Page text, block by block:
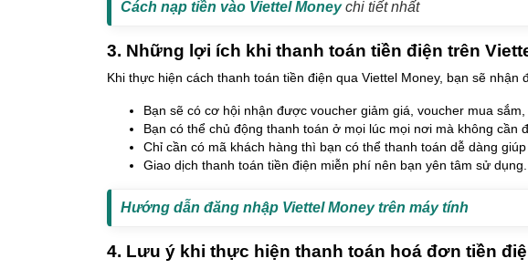
Cách nạp tiền vào Viettel Moneychi tiết nhất
3. Những lợi ích khi thanh toán tiền điện trên
Khi thực hiện cách thanh toán tiền điện qua Viettel Money, bạn sẽ
Bạn sẽ có cơ hội nhận được voucher giảm giá, voucher mua
Bạn có thể chủ động thanh toán ở mọi lúc mọi nơi mà không cần
Chỉ cần có mã khách hàng thì bạn có thể thanh toán dễ dàng
Giao dịch thanh toán tiền điện miễn phí nên bạn yên tâm sử dụng.
Hướng dẫn đăng nhập Viettel Money trên máy tính
4. Lưu ý khi thực hiện thanh toán hoá đơn tiền